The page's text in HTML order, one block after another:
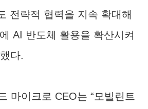
전략적 협력을 지속 확대해
AI 반도체 활용을 확산시켜
다.
마이크로 CEO는 “모빌린트